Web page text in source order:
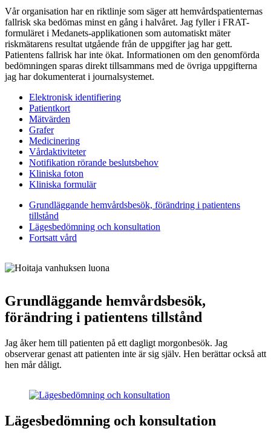
Vår organisation har en riktlinje som säger att hemvårdspatienternas
fallrisk ska bedömas minst en gång i halvåret. Jag fyller i FRAT-
formuläret i Medanets-applikationen som automatiskt mäter
riskmätarens resultat utgående från de uppgifter jag har gett.
Patientens fallrisk har inte ökat. Informationen om den genomförda
bedömningen sparas direkt tillsammans med de övriga uppgifterna
jag har dokumenterat i journalsystemet.
Elektronisk identifiering
Patientkort
Mätvärden
Grafer
Medicinering
Vårdaktiviteter
Notifikation rörande beslutsbehov
Kliniska foton
Kliniska formulär
Grundläggande hemvårdsbesök, förändring i patientens
tillstånd
Lägesbedömning och konsultation
Fortsatt vård
Grundläggande hemvårdsbesök,
förändring i patientens tillstånd
Jag åker hem till patienten på ett dagligt morgonbesök. Jag
observerar genast att patienten inte är sig själv. Hen berättar också att
hen mår dåligt.
Lägesbedömning och konsultation